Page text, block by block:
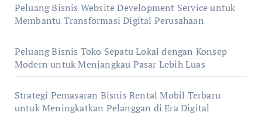
Peluang Bisnis Website Development Service untuk
Membantu Transformasi Digital Perusahaan
Peluang Bisnis Toko Sepatu Lokal dengan Konsep
Modern untuk Menjangkau Pasar Lebih Luas
Strategi Pemasaran Bisnis Rental Mobil Terbaru
untuk Meningkatkan Pelanggan di Era Digital